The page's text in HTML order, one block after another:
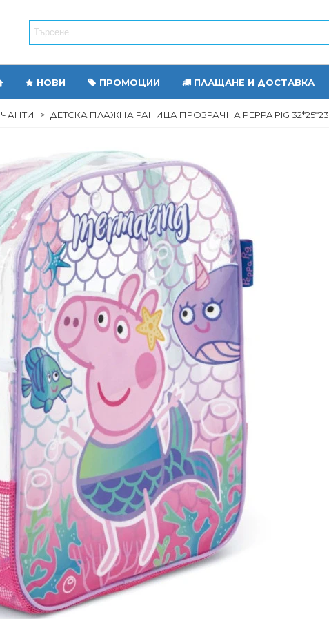
НОВИ ПРОМОЦИИ ПЛАЩАНЕ И ДОСТАВКА
> ДЕТСКА ПЛАЖНА РАНИЦА ПРОЗРАЧНА PEPPA PIG 32*25*23